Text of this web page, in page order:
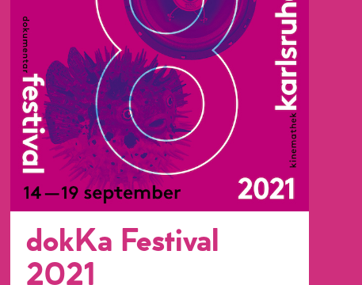
dokKa Festival
2021